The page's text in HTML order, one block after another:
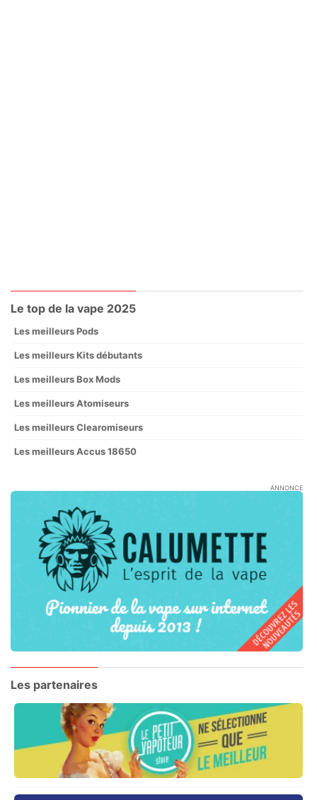
Le top de la vape 2025
Les meilleurs Pods
Les meilleurs Kits débutants
Les meilleurs Box Mods
Les meilleurs Atomiseurs
Les meilleurs Clearomiseurs
Les meilleurs Accus 18650
ANNONCE
Les partenaires